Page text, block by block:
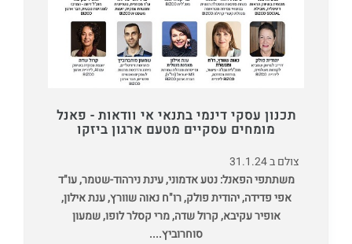
תכנון עסקי דינמי בתנאי אי וודאות - פאנל
מומחים עסקיים מטעם ארגון ביזקו
צולם ב 31.1.24
משתתפי הפאנל: נטע אדמוני, עינת נירהוד-שטמר, עו"ד
אפי פדידה, יהודית פולק, רו"ח נאוה שוורץ, ענת אילון,
אופיר עקיבא, קרול שדה, מרי קסלר לופו, שמעון
סוחרוביץ....